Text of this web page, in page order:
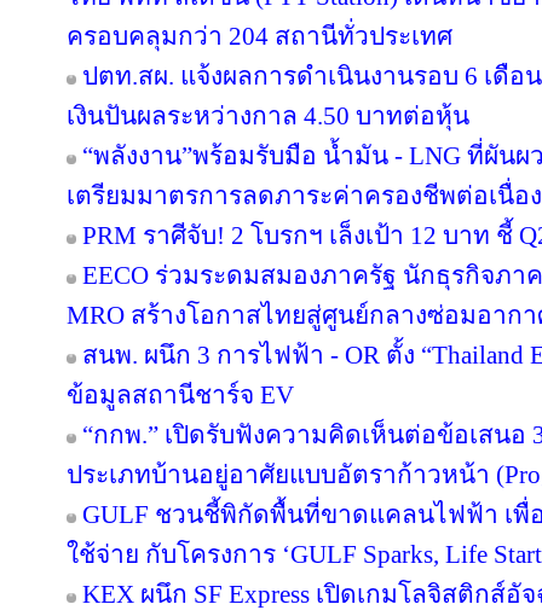
ครอบคลุมกว่า 204 สถานีทั่วประเทศ
ปตท.สผ. แจ้งผลการดำเนินงานรอบ 6 เดือ
เงินปันผลระหว่างกาล 4.50 บาทต่อหุ้น
“พลังงาน”พร้อมรับมือ น้ำมัน - LNG ที่ผันผ
เตรียมมาตรการลดภาระค่าครองชีพต่อเนื่อง
PRM ราศีจับ! 2 โบรกฯ เล็งเป้า 12 บาท ชี้
EECO ร่วมระดมสมองภาครัฐ นักธุรกิจภ
MRO สร้างโอกาสไทยสู่ศูนย์กลางซ่อมอาก
สนพ. ผนึก 3 การไฟฟ้า - OR ตั้ง “Thailand
ข้อมูลสถานีชาร์จ EV
“กกพ.” เปิดรับฟังความคิดเห็นต่อข้อเสน
ประเภทบ้านอยู่อาศัยแบบอัตราก้าวหน้า
GULF ชวนชี้พิกัดพื้นที่ขาดแคลนไฟฟ้า เพื่
ใช้จ่าย กับโครงการ ‘GULF Sparks, Life
KEX ผนึก SF Express เปิดเกมโลจิสติกส์